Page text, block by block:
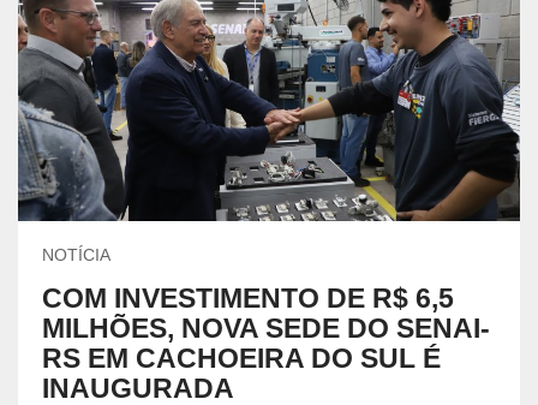
NOTÍCIA
COM INVESTIMENTO DE R$ 6,5
MILHÕES, NOVA SEDE DO SENAI-
RS EM CACHOEIRA DO SUL É
INAUGURADA